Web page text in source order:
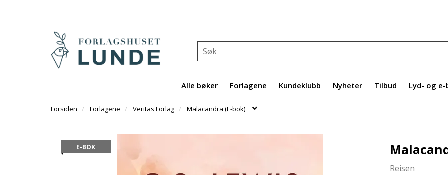
Alle bøker Forlagene Kundeklubb Nyheter Tilbud Lyd- og
Forsiden Forlagene Veritas Forlag Malacandra (E-bok)
E-BOK
Reisen